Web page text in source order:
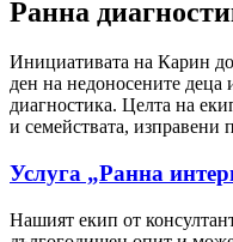
Ранна
Инициативата на Карин
ден на недоносените
диагностика. Целта на
и семействата, изправени
Услуга „Ранна
Нашият екип от